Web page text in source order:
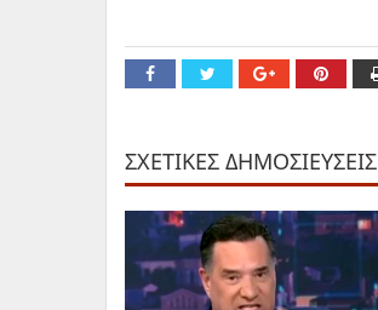
ΣΧΕΤΙΚΕΣ ΔΗΜΟΣΙΕΥΣΕΙΣ